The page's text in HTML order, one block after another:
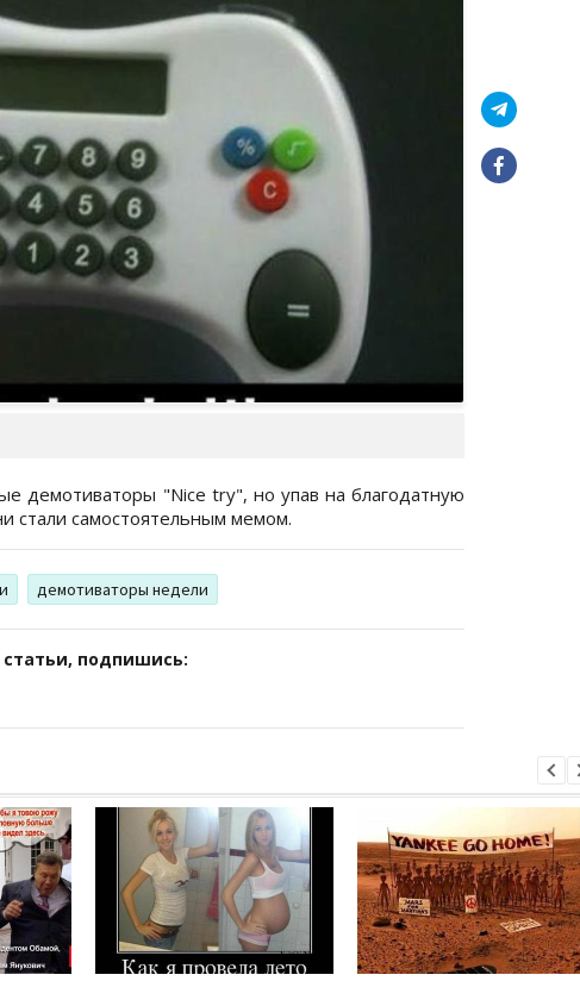
демотиваторы "Nice try", но упав на благодатную
стали самостоятельным мемом.
демотиваторы недели
подпишись: